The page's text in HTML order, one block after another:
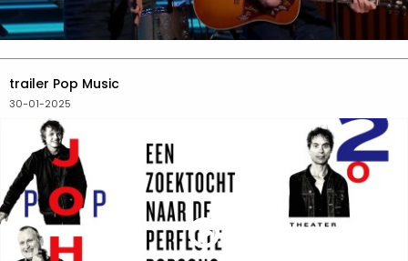
trailer Pop Music
30-01-2025